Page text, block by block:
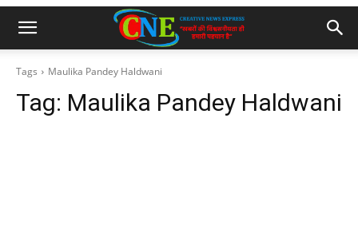
Tags Maulika Pandey Haldwani
Tag: Maulika Pandey Haldwani